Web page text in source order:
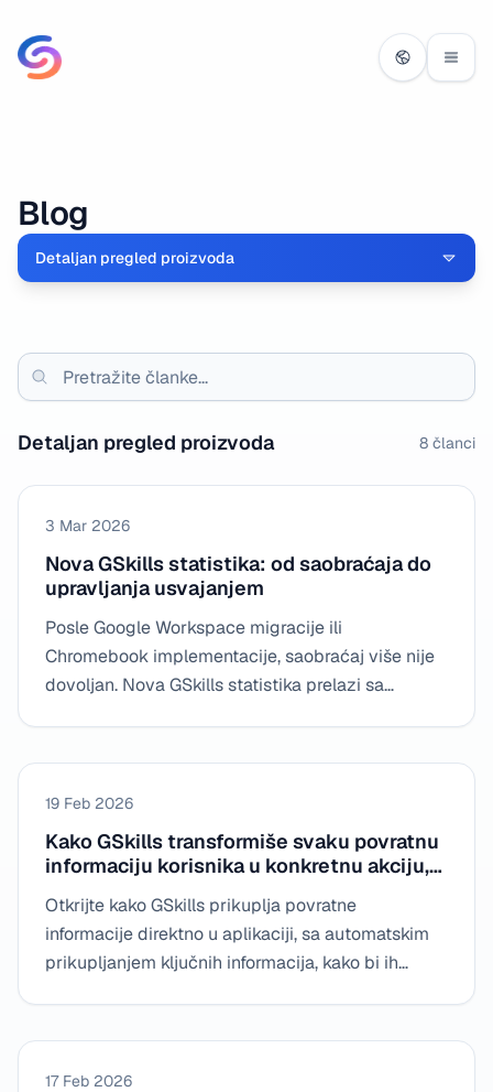
Blog
Detaljan pregled proizvoda
Detaljan pregled proizvoda 8 članci
3 Mar 2026
Nova GSkills statistika: od saobraćaja do
upravljanja usvajanjem
Posle Google Workspace migracije ili
Chromebook implementacije, saobraćaj više nije
dovoljan. Nova GSkills statistika prelazi sa
akcija.
19 Feb 2026
Kako GSkills transformiše svaku povratnu
informaciju korisnika u konkretnu akciju,
Otkrijte kako GSkills prikuplja povratne
informacije direktno u aplikaciji, sa automatskim
prikupljanjem ključnih informacija, kako bi ih
17 Feb 2026